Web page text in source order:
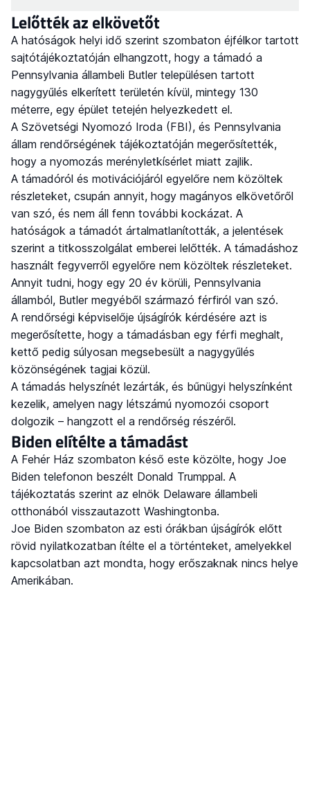
Lelőtték az elkövetőt
A hatóságok helyi idő szerint szombaton éjfélkor tartott
sajtótájékoztatóján elhangzott, hogy a támadó a
Pennsylvania állambeli Butler településen tartott
nagygyűlés elkerített területén kívül, mintegy 130
méterre, egy épület tetején helyezkedett el.
A Szövetségi Nyomozó Iroda (FBI), és Pennsylvania
állam rendőrségének tájékoztatóján megerősítették,
hogy a nyomozás merényletkísérlet miatt zajlik.
A támadóról és motivációjáról egyelőre nem közöltek
részleteket, csupán annyit, hogy magányos elkövetőről
van szó, és nem áll fenn további kockázat. A
hatóságok a támadót ártalmatlanították, a jelentések
szerint a titkosszolgálat emberei lelőtték. A támadáshoz
használt fegyverről egyelőre nem közöltek részleteket.
Annyit tudni, hogy egy 20 év körüli, Pennsylvania
államból, Butler megyéből származó férfiról van szó.
A rendőrségi képviselője újságírók kérdésére azt is
megerősítette, hogy a támadásban egy férfi meghalt,
kettő pedig súlyosan megsebesült a nagygyűlés
közönségének tagjai közül.
A támadás helyszínét lezárták, és bűnügyi helyszínként
kezelik, amelyen nagy létszámú nyomozói csoport
dolgozik – hangzott el a rendőrség részéről.
Biden elítélte a támadást
A Fehér Ház szombaton késő este közölte, hogy Joe
Biden telefonon beszélt Donald Trumppal. A
tájékoztatás szerint az elnök Delaware állambeli
otthonából visszautazott Washingtonba.
Joe Biden szombaton az esti órákban újságírók előtt
rövid nyilatkozatban ítélte el a történteket, amelyekkel
kapcsolatban azt mondta, hogy erőszaknak nincs helye
Amerikában.